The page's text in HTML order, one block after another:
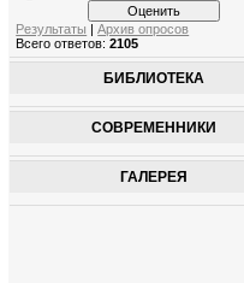
Результаты |Архив опросов
Всего ответов:2105
БИБЛИОТЕКА
СОВРЕМЕННИКИ
ГАЛЕРЕЯ